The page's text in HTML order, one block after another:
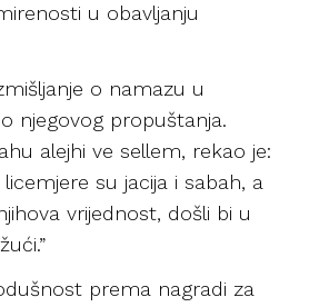
u obavljanju
o namazu u
njegovog propuštanja.
alejhi ve sellem, rekao je:
su jacija i sabah, a
vrijednost, došli bi u
prema nagradi za